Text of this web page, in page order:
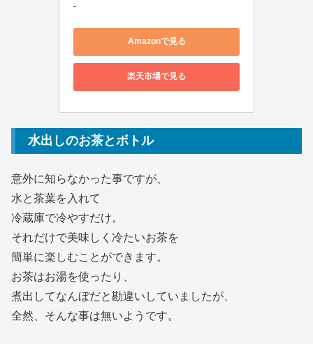
-
Amazonで見る
楽天市場で見る
水出しのお茶とボトル
意外に知らなかった事ですが、
水と茶葉を入れて
冷蔵庫で冷やすだけ。
それだけで美味しく冷たいお茶を
簡単に楽しむことができます。
お茶はお湯を使ったり、
煮出してなんぼだと勘違いしていましたが、
全然、そんな事は無いようです。